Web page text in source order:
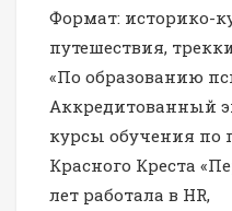
Формат: историко-
путешествия,
«По образованию
Аккредитованный
курсы обучения по
Красного Креста
лет работала в HR,